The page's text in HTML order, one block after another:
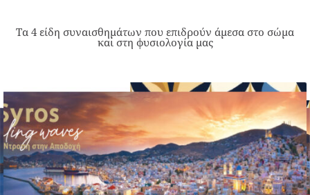
Τα 4 είδη συναισθημάτων που επιδρούν άμεσα στο σώμα
και στη φυσιολογία μας